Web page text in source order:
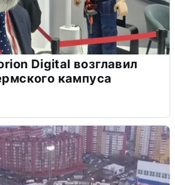
Digital возглавил
кампуса